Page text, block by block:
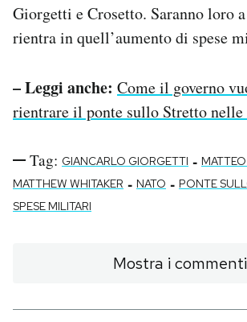
Giorgetti e Crosetto. Saranno loro
rientra in quell’aumento di spese
– Leggi anche: Come il governo
rientrare il ponte sullo Stretto
Tag: GIANCARLO GIORGETTI -
MATTHEW WHITAKER - NATO - PONTE
SPESE MILITARI
Mostra i commenti